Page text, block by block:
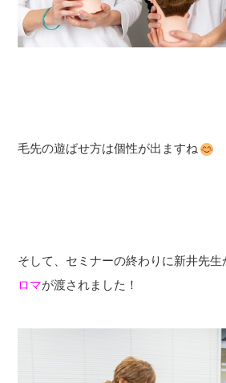
毛先の遊ばせ方は個性が出ますね
そして、セミナーの終わりに新井先生
ロマが渡されました！